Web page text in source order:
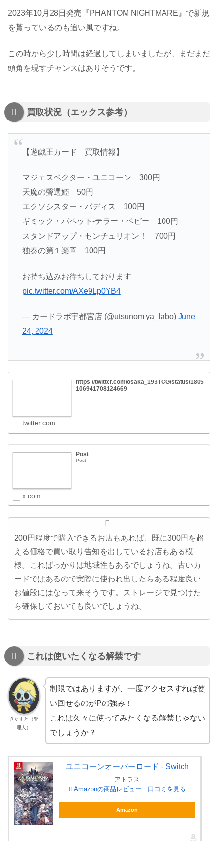
2023年10月28日発売『PHANTOM NIGHTMARE』で新規
を貰っているのも追い風ですね。
この時から少し時間は経過してしまいましたが、まだまだ
頭角を現すチャンスはありそうです。
買取状況（エックス参考）
【遊戯王カード 買取情報】
マジェスペクター・ユニコーン 300円
天魔の聲選姫 50円
エクソシスター・バディス 100円
ギミック・パペット-テラー・ベビー 100円
スタンドアップ・センチュリオン！ 700円
独奏の第１楽章 100円
お持ち込みお待ちしております
pic.twitter.com/AXe9Lp0YB4
— カードラボ宇都宮店 (@utsunomiya_labo) June
24, 2024
https://twitter.com/osaka_193TCG/status/1805
106941708124669
twitter.com
Post
Post
x.com
200円程度で購入できるお店もあれば、既に300円を超
える価格で買い取り告知を出しているお店もある模
様。こればっかりは地域性もあるでしょうね。古いカ
ードではあるので実際に使われ出したらある程度良い
お値段にはなって来そうです。ストレージで見つけた
ら確保しておいても良いでしょうね。
これは使いたくなる解禁です
きゃすと（管
理人）
制限ではありますが、一度アクセスすれば使
い回せるのがPの強み！
これは久々に使ってみたくなる解禁じゃない
でしょうか？
ユニコーンオーバーロード - Switch
アトラス
Amazonの商品レビュー・口コミを見る
Amazon